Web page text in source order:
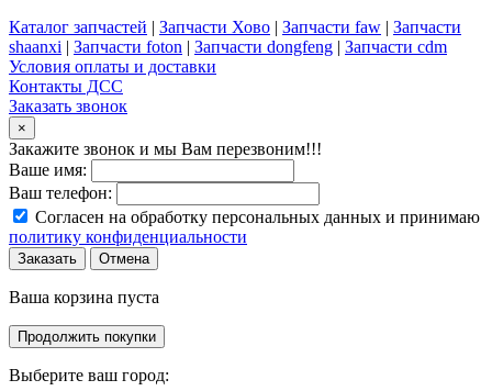
Каталог запчастей | Запчасти Хово | Запчасти faw | Запчасти
shaanxi | Запчасти foton | Запчасти dongfeng | Запчасти cdm
Условия оплаты и доставки
Контакты ДСС
Заказать звонок
×
Закажите звонок и мы Вам перезвоним!!!
Ваше имя:
Ваш телефон:
Согласен на обработку персональных данных и принимаю
политику конфиденциальности
Заказать Отмена
Ваша корзина пуста
Продолжить покупки
Выберите ваш город: